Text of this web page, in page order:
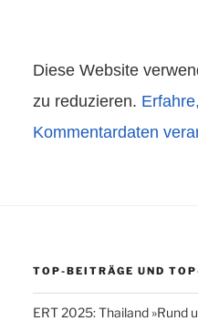
Diese Website
zu reduzieren.
Kommentardaten
TOP-BEITRÄGE UND
ERT 2025: Thailand »Rund